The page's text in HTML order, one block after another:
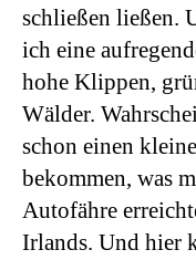
schließen ließen.
ich eine
hohe Klippen,
Wälder.
schon einen
bekommen, was
Autofähre
Irlands. Und hier